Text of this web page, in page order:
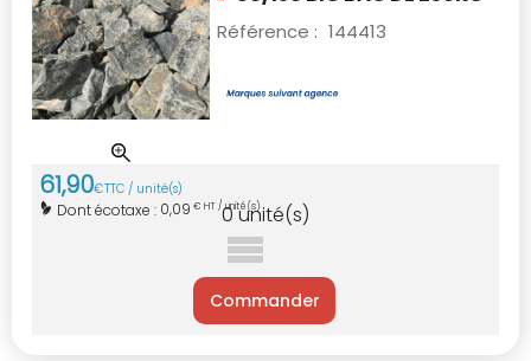
Référence : 144413
61,90€TTC / unité(s)
Dont écotaxe : 0,09 € HT / unité(s)
0 unité(s)
Commander